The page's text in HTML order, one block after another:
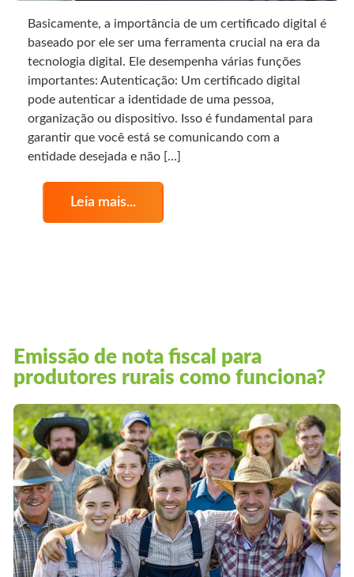
Basicamente, a importância de um certificado digital é
baseado por ele ser uma ferramenta crucial na era da
tecnologia digital. Ele desempenha várias funções
importantes: Autenticação: Um certificado digital
pode autenticar a identidade de uma pessoa,
organização ou dispositivo. Isso é fundamental para
garantir que você está se comunicando com a
entidade desejada e não […]
Leia mais...
Emissão de nota fiscal para
produtores rurais como funciona?